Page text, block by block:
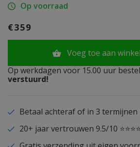
Op voorraad
€359
Voeg toe aan
Op werkdagen voor 15.00 uur
verstuurd!
Betaal achteraf of in 3 termijnen
20+ jaar vertrouwen 9.5/10